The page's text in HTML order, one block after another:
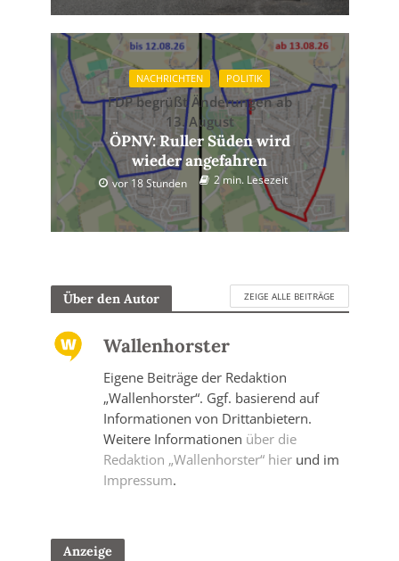
NACHRICHTEN POLITIK
FDP begrüßt Änderungen ab
13. August
ÖPNV: Ruller Süden wird
wieder angefahren
vor 18 Stunden 2 min. Lesezeit
Über den Autor ZEIGE ALLE BEITRÄGE
Wallenhorster
Eigene Beiträge der Redaktion
„Wallenhorster“. Ggf. basierend auf
Informationen von Drittanbietern.
Weitere Informationen über die
Redaktion „Wallenhorster“ hierund im
Impressum.
Anzeige